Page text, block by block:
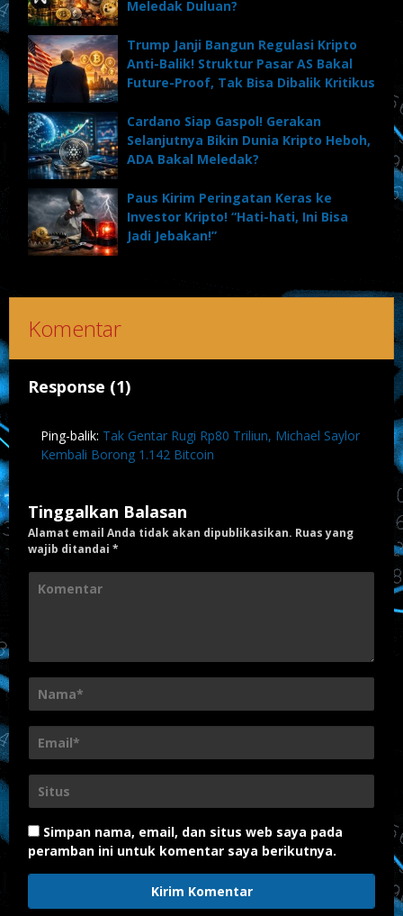
Meledak Duluan?
Trump Janji Bangun Regulasi Kripto
Anti-Balik! Struktur Pasar AS Bakal
Future-Proof, Tak Bisa Dibalik Kritikus
Cardano Siap Gaspol! Gerakan
Selanjutnya Bikin Dunia Kripto Heboh,
ADA Bakal Meledak?
Paus Kirim Peringatan Keras ke
Investor Kripto! “Hati-hati, Ini Bisa
Jadi Jebakan!”
Komentar
Response (1)
Ping-balik: Tak Gentar Rugi Rp80 Triliun, Michael Saylor
Kembali Borong 1.142 Bitcoin
Tinggalkan Balasan
Alamat email Anda tidak akan dipublikasikan. Ruas yang
wajib ditandai *
Simpan nama, email, dan situs web saya pada
peramban ini untuk komentar saya berikutnya.